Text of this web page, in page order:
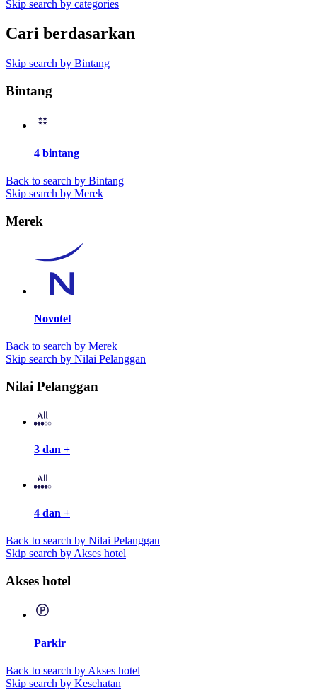
Skip search by categories
Cari berdasarkan
Skip search by Bintang
Bintang
4 bintang
Back to search by Bintang
Skip search by Merek
Merek
Novotel
Back to search by Merek
Skip search by Nilai Pelanggan
Nilai Pelanggan
3 dan +
4 dan +
Back to search by Nilai Pelanggan
Skip search by Akses hotel
Akses hotel
Parkir
Back to search by Akses hotel
Skip search by Kesehatan